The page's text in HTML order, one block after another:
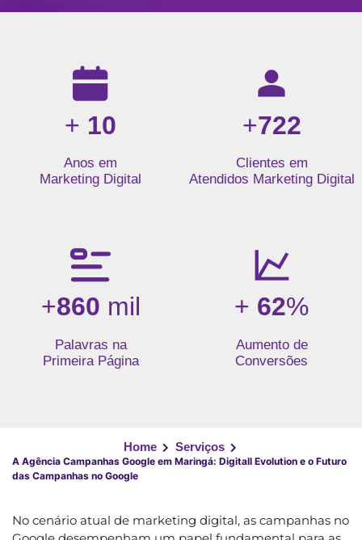
Resultados da nossa agência de marketing digital: mais
+ 10
Anos em
Marketing Digital
+722
Clientes em
Atendidos Marketing Digital
+860 mil
Palavras na
Primeira Página
+ 62%
Aumento de
Conversões
Home Serviços
A Agência Campanhas Google em Maringá: Digitall Evolution e o Futuro
das Campanhas no Google
No cenário atual de marketing digital, as campanhas no